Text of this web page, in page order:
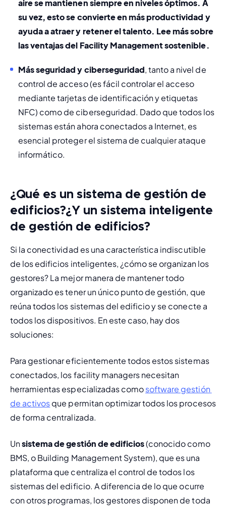
aire se mantienen siempre en niveles óptimos. A
su vez, esto se convierte en más productividad y
ayuda a atraer y retener el talento. Lee más sobre
las ventajas del Facility Management sostenible.
Más seguridad y ciberseguridad, tanto a nivel de
control de acceso (es fácil controlar el acceso
mediante tarjetas de identificación y etiquetas
NFC) como de ciberseguridad. Dado que todos los
sistemas están ahora conectados a Internet, es
esencial proteger el sistema de cualquier ataque
informático.
¿Qué es un sistema de gestión de
edificios?¿Y un sistema inteligente
de gestión de edificios?
Si la conectividad es una característica indiscutible
de los edificios inteligentes, ¿cómo se organizan los
gestores? La mejor manera de mantener todo
organizado es tener un único punto de gestión, que
reúna todos los sistemas del edificio y se conecte a
todos los dispositivos. En este caso, hay dos
soluciones:
Para gestionar eficientemente todos estos sistemas
conectados, los facility managers necesitan
herramientas especializadas como software gestión
de activos que permitan optimizar todos los procesos
de forma centralizada.
Un sistema de gestión de edificios (conocido como
BMS, o Building Management System), que es una
plataforma que centraliza el control de todos los
sistemas del edificio. A diferencia de lo que ocurre
con otros programas, los gestores disponen de toda